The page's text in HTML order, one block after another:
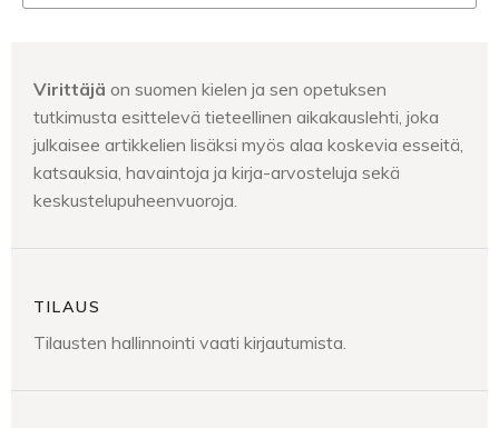
Virittäjä on suomen kielen ja sen opetuksen
tutkimusta esittelevä tieteellinen aikakauslehti, joka
julkaisee artikkelien lisäksi myös alaa koskevia esseitä,
katsauksia, havaintoja ja kirja-arvosteluja sekä
keskustelupuheenvuoroja.
TILAUS
Tilausten hallinnointi vaati kirjautumista.